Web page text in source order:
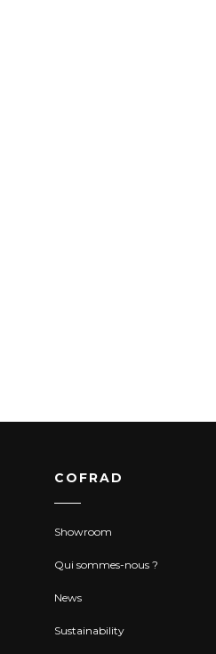
COFRAD
Showroom
Qui sommes-nous ?
News
Sustainability